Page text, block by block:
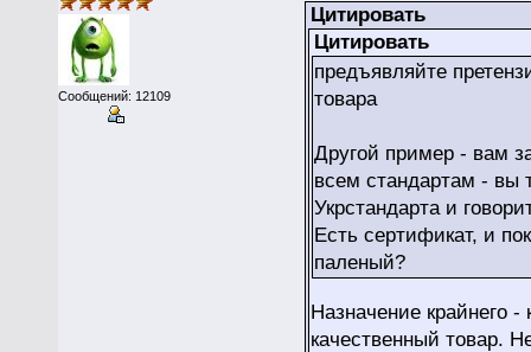
Сообщений: 12109
Цитировать
Цитировать
предъявляйте
товара
Другой пример - вам
всем стандартам - вы
Укрстандарта и
Есть сертификат, и
паленый?
Назначение крайнего -
качественный товар.